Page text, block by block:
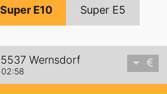
Super E10 Super E5
Wernsdorf